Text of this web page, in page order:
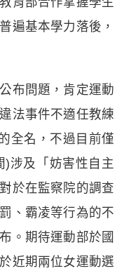
遍基本學力落後，
布問題，肯定運動
法事件不適任教練
全名，不過目前僅
)涉及「妨害性自主
於在監察院的調查
、霸凌等行為的不
。期待運動部於國
近期兩位女運動選